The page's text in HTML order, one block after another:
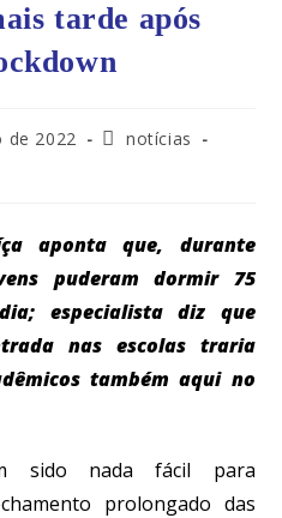
tarde após
de 2022
notícias
aponta que, durante
puderam dormir 75
especialista diz que
nas escolas traria
também aqui no
sido nada fácil para
prolongado das